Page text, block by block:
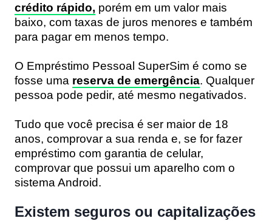
crédito rápido, porém em um valor mais
baixo, com taxas de juros menores e também
para pagar em menos tempo.
O Empréstimo Pessoal SuperSim é como se
fosse uma reserva de emergência. Qualquer
pessoa pode pedir, até mesmo negativados.
Tudo que você precisa é ser maior de 18
anos, comprovar a sua renda e, se for fazer
empréstimo com garantia de celular,
comprovar que possui um aparelho com o
sistema Android.
Existem seguros ou capitalizações